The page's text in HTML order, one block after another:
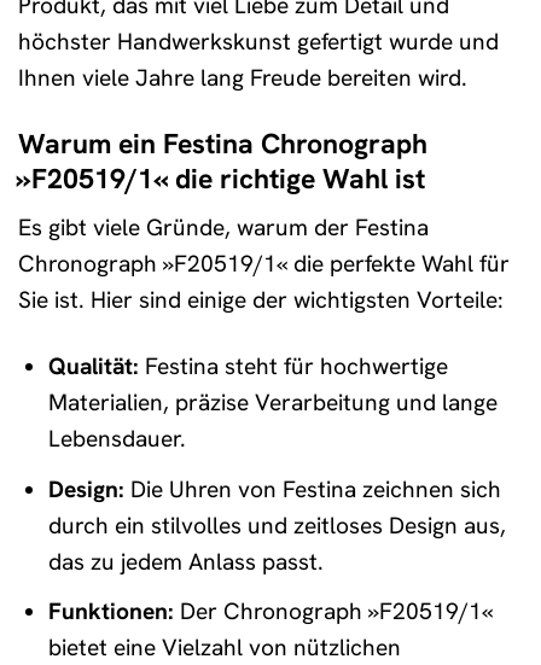
höchster Handwerkskunst gefertigt wurde und
Ihnen viele Jahre lang Freude bereiten wird.
Warum ein Festina Chronograph
»F20519/1« die richtige Wahl ist
Es gibt viele Gründe, warum der Festina
Chronograph »F20519/1« die perfekte Wahl für
Sie ist. Hier sind einige der wichtigsten Vorteile:
Qualität: Festina steht für hochwertige
Materialien, präzise Verarbeitung und lange
Lebensdauer.
Design: Die Uhren von Festina zeichnen sich
durch ein stilvolles und zeitloses Design aus,
das zu jedem Anlass passt.
Funktionen: Der Chronograph »F20519/1«
bietet eine Vielzahl von nützlichen